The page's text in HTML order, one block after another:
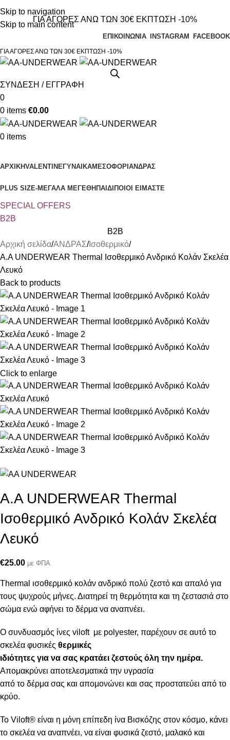
Skip to navigation
Skip to main content
Τηλεφωνικές παραγγελίες 23210 97300
ΓΙΑ ΑΓΟΡΕΣ ΑΝΩ ΤΩΝ 30€ ΕΚΠΤΩΣΗ -10%
ΕΠΙΚΟΙΝΩΝΙΑ INSTAGRAM FACEBOOK
ΓΙΑ ΑΓΟΡΕΣ ΑΝΩ ΤΩΝ 30€ ΕΚΠΤΩΣΗ -10%
ΣΥΝΔΕΣΗ / ΕΓΓΡΑΦΗ
0
0 items €0.00
0 items
ΑΡΧΙΚΗVALENTINEΓΥΝΑΙΚΑΜΕΣΟΦΟΡΙ ΑΝΔΡΑΣ
PLUS SIZE-ΜΕΓΑΛΑ ΜΕΓΕΘΗ ΠΑΙΔΙ ΠΟΙΟΙ ΕΙΜΑΣΤΕ
SPECIAL OFFERS
B2B
B2B
Αρχική σελίδα ΑΝΔΡΑΣ Ισοθερμικό
Α.A UNDERWEAR Thermal Ισοθερμικό Ανδρικό Κολάν Σκελέα
Λευκό
Back to products
Click to enlarge
Α.A UNDERWEAR Thermal
Ισοθερμικό Ανδρικό Κολάν Σκελέα
Λευκό
€25.00 με ΦΠΑ
Thermal ισοθερμικό κολάν ανδρικό πολύ ζεστό και απαλό για
τους ψυχρούς μήνες. Διατηρεί τη θερμότητα και τη ζεστασιά στο
σώμα ενώ αφήνει το δέρμα να αναπνέει.
Ο συνδυασμός ίνες viloft με polyester, παρέχουν σε αυτό το
σκελέα φυσικές θερμικές
ιδιότητες για να σας κρατάει ζεστούς όλη την ημέρα.
Απομακρύνει αποτελεσματικά την υγρασία
από το δέρμα σας και απομονώνει και σας προστατεύει από το
κρύο.
Το Viloft® είναι η μόνη επίπεδη ίνα Βισκόζης στον κόσμο, κάνει
το σκελέα να αναπνέει, να είναι φυσικά ζεστό, μαλακό και